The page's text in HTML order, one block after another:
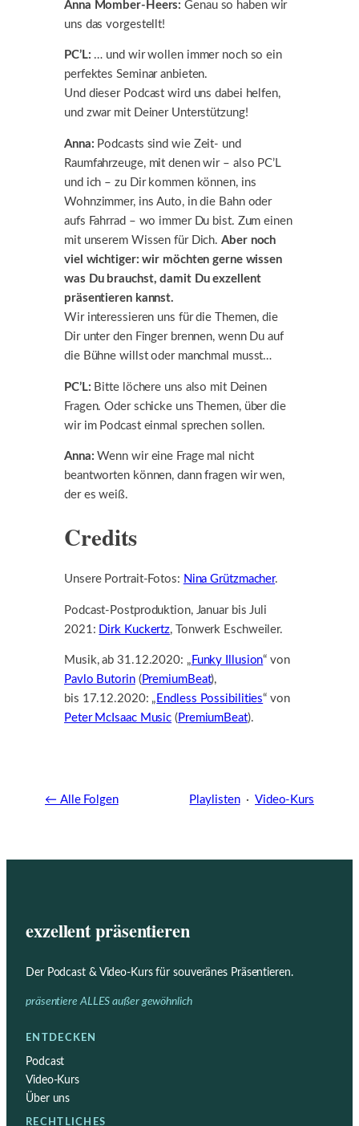
Anna Momber-Heers: Genau so haben wir
uns das vorgestellt!
PC’L: … und wir wollen immer noch so ein
perfektes Seminar anbieten.
Und dieser Podcast wird uns dabei helfen,
und zwar mit Deiner Unterstützung!
Anna: Podcasts sind wie Zeit- und
Raumfahrzeuge, mit denen wir – also PC’L
und ich – zu Dir kommen können, ins
Wohnzimmer, ins Auto, in die Bahn oder
aufs Fahrrad – wo immer Du bist. Zum einen
mit unserem Wissen für Dich.Aber noch
viel wichtiger: wir möchten gerne wissen
was Du brauchst, damit Du exzellent
präsentieren kannst.
Wir interessieren uns für die Themen, die
Dir unter den Finger brennen, wenn Du auf
die Bühne willst oder manchmal musst…
PC’L: Bitte löchere uns also mit Deinen
Fragen. Oder schicke uns Themen, über die
wir im Podcast einmal sprechen sollen.
Anna: Wenn wir eine Frage mal nicht
beantworten können, dann fragen wir wen,
der es weiß.
Credits
Unsere Portrait-Fotos: Nina Grützmacher.
Podcast-Postproduktion, Januar bis Juli
2021: Dirk Kuckertz, Tonwerk Eschweiler.
Musik, ab 31.12.2020: „ Funky Illusion“ von
Pavlo Butorin( PremiumBeat),
bis 17.12.2020: „ Endless Possibilities“ von
Peter McIsaac Music ( PremiumBeat).
← Alle Folgen Playlisten· Video-Kurs
exzellent präsentieren
Der Podcast & Video-Kurs für souveränes Präsentieren.
präsentiere ALLES außer gewöhnlich
ENTDECKEN
Podcast
Video-Kurs
Über uns
RECHTLICHES